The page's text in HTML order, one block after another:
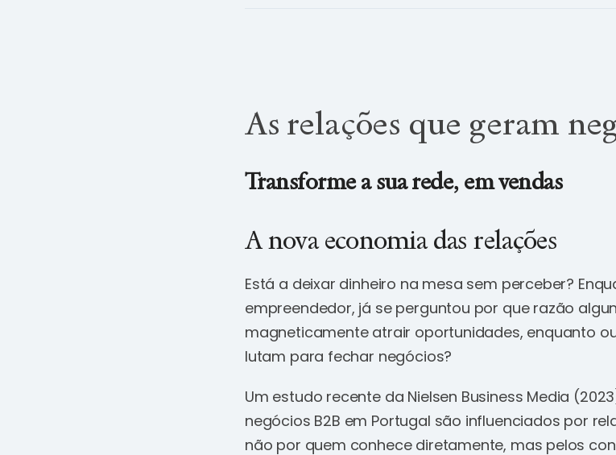
As relações que geram
Transforme a sua rede, em vendas
A nova economia das relações
Está a deixar dinheiro na mesa sem perceber?
empreendedor, já se perguntou por que razão
magneticamente atrair oportunidades, enquanto
lutam para fechar negócios?
Um estudo recente da Nielsen Business Media
negócios B2B em Portugal são influenciados por
não por quem conhece diretamente, mas pelos